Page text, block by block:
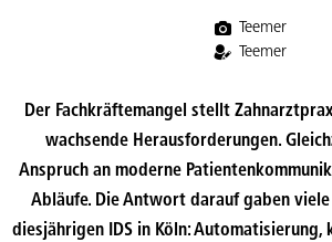
Teemer
Teemer
Der Fachkräftemangel stellt
wachsende Herausforderungen.
Anspruch an moderne
Abläufe. Die Antwort darauf gaben
diesjährigen IDS in Köln: Automatisierung,